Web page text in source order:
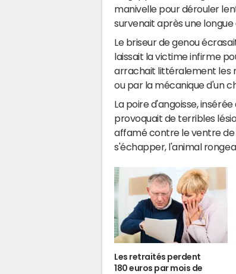
manivelle pour dérouler
survenait après une longue
Le briseur de genou
laissait la victime infirme
arrachait littéralement les
ou par la mécanique d'un
La poire d'angoisse,
provoquait de terribles
affamé contre le ventre de
s'échapper, l'animal
Les retraités perdent
180 euros par mois de